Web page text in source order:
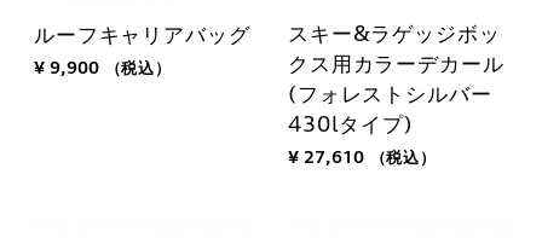
ルーフキャリアバッグ
¥ 9,900 （税込）
スキー&ラゲッジボッ
クス用カラーデカール
(フォレストシルバー
430lタイプ)
¥ 27,610 （税込）